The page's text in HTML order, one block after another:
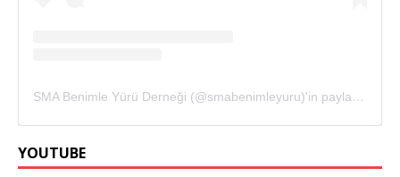
SMA Benimle Yürü Derneği (@smabenimleyuru)'in paylaştığı bir gönderi
YOUTUBE